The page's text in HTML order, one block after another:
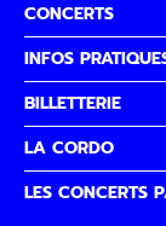
CONCERTS
INFOS
BILLETTERIE
LA CORDO
LES CONCERTS